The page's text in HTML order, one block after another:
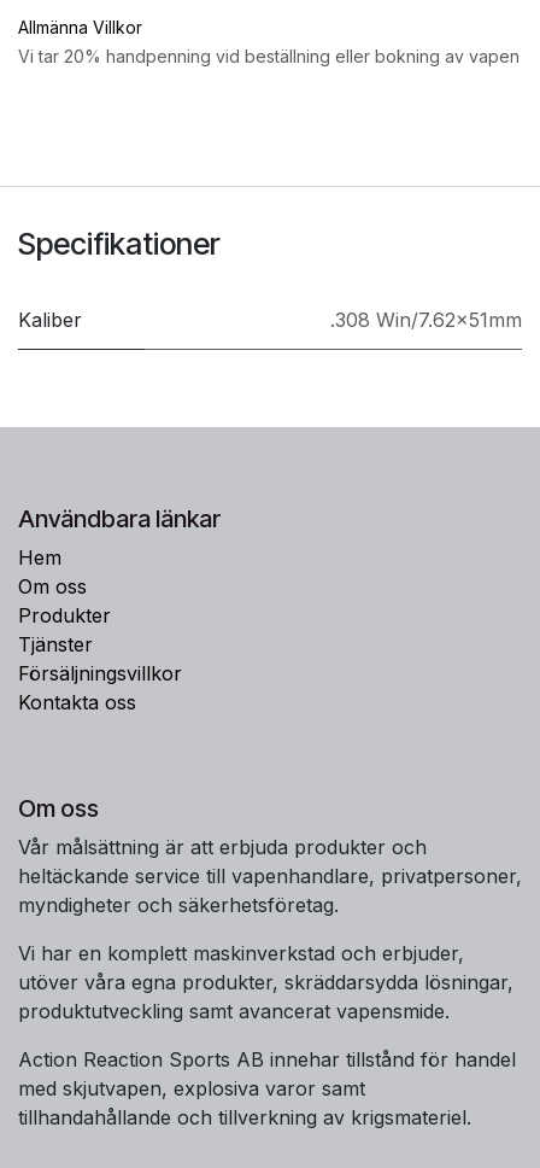
Allmänna Villkor
Vi tar 20% handpenning vid beställning eller bokning av vapen
Specifikationer
Kaliber .308 Win/7.62x51mm
Användbara länkar
Hem
Om oss
Produkter
Tjänster
Försäljningsvillkor
Kontakta oss
Om oss
Vår målsättning är att erbjuda produkter och
heltäckande service till vapenhandlare, privatpersoner,
myndigheter och säkerhetsföretag.
Vi har en komplett maskinverkstad och erbjuder,
utöver våra egna produkter, skräddarsydda lösningar,
produktutveckling samt avancerat vapensmide.
Action Reaction Sports AB innehar tillstånd för handel
med skjutvapen, explosiva varor samt
tillhandahållande och tillverkning av krigsmateriel.